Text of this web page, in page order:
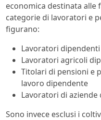
economica destinata
categorie di lavoratori e
figurano:
Lavoratori
Lavoratori agricoli
Titolari di pensioni e
lavoro dipendente
Lavoratori di aziende
Sono invece esclusi i